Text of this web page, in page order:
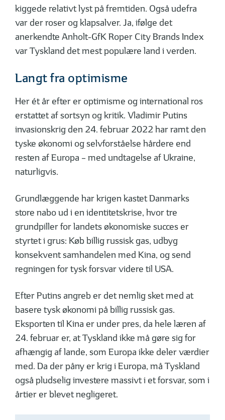
kiggede relativt lyst på fremtiden. Også udefra
var der roser og klapsalver. Ja, ifølge det
anerkendte Anholt-GfK Roper City Brands Index
var Tyskland det mest populære land i verden.
Langt fra optimisme
Her ét år efter er optimisme og international ros
erstattet af sortsyn og kritik. Vladimir Putins
invasionskrig den 24. februar 2022 har ramt den
tyske økonomi og selvforståelse hårdere end
resten af Europa – med undtagelse af Ukraine,
naturligvis.
Grundlæggende har krigen kastet Danmarks
store nabo ud i en identitetskrise, hvor tre
grundpiller for landets økonomiske succes er
styrtet i grus: Køb billig russisk gas, udbyg
konsekvent samhandelen med Kina, og send
regningen for tysk forsvar videre til USA.
Efter Putins angreb er det nemlig sket med at
basere tysk økonomi på billig russisk gas.
Eksporten til Kina er under pres, da hele læren af
24. februar er, at Tyskland ikke må gøre sig for
afhængig af lande, som Europa ikke deler værdier
med. Da der påny er krig i Europa, må Tyskland
også pludselig investere massivt i et forsvar, som i
årtier er blevet negligeret.